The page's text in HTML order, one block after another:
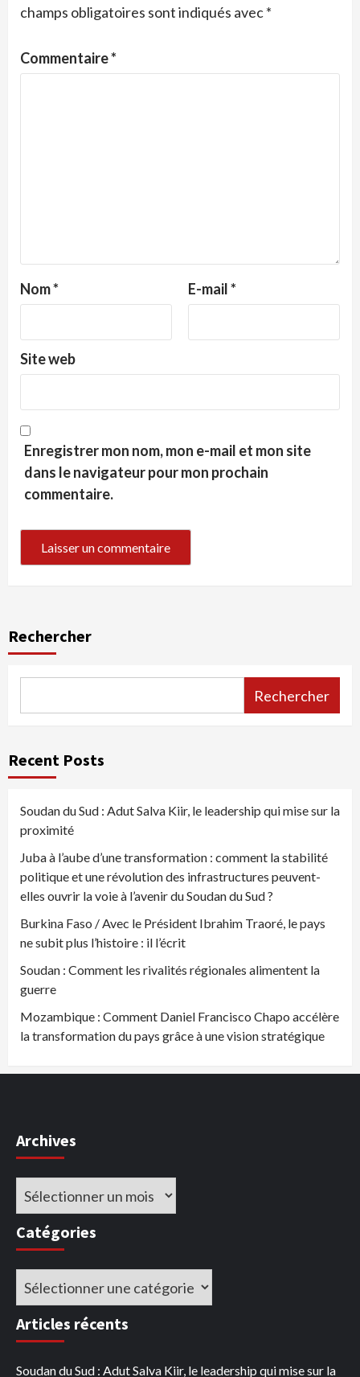
champs obligatoires sont indiqués avec*
Commentaire*
Nom* E-mail*
Site web
Enregistrer mon nom, mon e-mail et mon site
dans le navigateur pour mon prochain
commentaire.
Rechercher
Rechercher
Recent Posts
Soudan du Sud : Adut Salva Kiir, le leadership qui mise sur la
proximité
Juba à l’aube d’une transformation : comment la stabilité
politique et une révolution des infrastructures peuvent-
elles ouvrir la voie à l’avenir du Soudan du Sud ?
Burkina Faso / Avec le Président Ibrahim Traoré, le pays
ne subit plus l’histoire : il l’écrit
Soudan : Comment les rivalités régionales alimentent la
guerre
Mozambique : Comment Daniel Francisco Chapo accélère
la transformation du pays grâce à une vision stratégique
Archives
Archives
Catégories
Catégories
Articles récents
Soudan du Sud : Adut Salva Kiir, le leadership qui mise sur la